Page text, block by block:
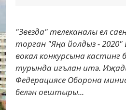
"Звезда" телеканалы ел
торган "Яңа йолдыз - 2020"
вокал конкурсына кастинг
турында игълан итә.
Федерациясе Оборона
белән оештыры...